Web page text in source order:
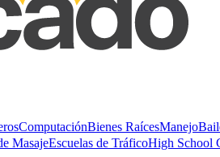
ComputaciónBienes RaícesManejo
MasajeEscuelas de TráficoHigh School